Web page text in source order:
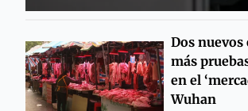
Dos
más
en el
Wuhan